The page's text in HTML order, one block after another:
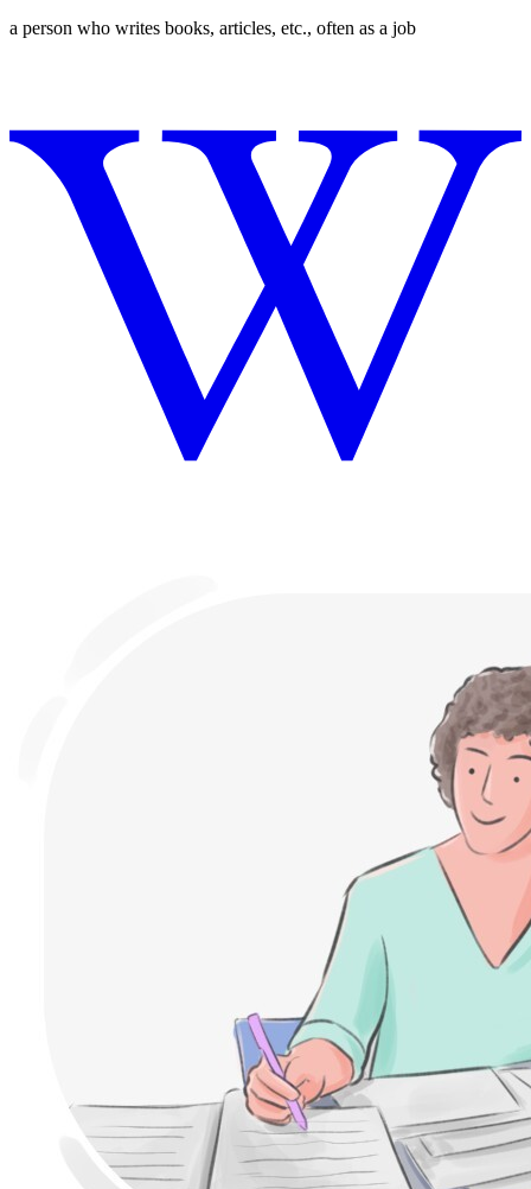
a person who writes books, articles, etc., often as a job